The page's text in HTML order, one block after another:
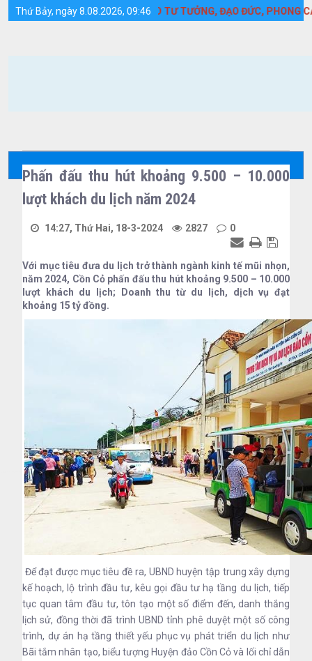
Chi tiết tin tức - Huyện Cồn Cỏ
Thứ Bảy, ngày 8.08.2026, 09:46
HỌC TẬP VÀ LÀM THEO TƯ TƯỞNG, ĐẠO ĐỨC, PHONG CÁCH
Phấn đấu thu hút khoảng 9.500 – 10.000
lượt khách du lịch năm 2024
14:27, Thứ Hai, 18-3-2024 2827 0
Với mục tiêu đưa du lịch trở thành ngành kinh tế mũi nhọn,
năm 2024, Cồn Cỏ phấn đấu thu hút khoảng 9.500 – 10.000
lượt khách du lịch; Doanh thu từ du lịch, dịch vụ đạt
khoảng 15 tỷ đồng.
Để đạt được mục tiêu đề ra, UBND huyện tập trung xây dựng
kế hoạch, lộ trình đầu tư, kêu gọi đầu tư hạ tầng du lịch, tiếp
tục quan tâm đầu tư, tôn tạo một số điểm đến, danh thắng
lịch sử, đồng thời đã trình UBND tỉnh phê duyệt một số công
trình, dự án hạ tầng thiết yếu phục vụ phát triển du lịch như
Bãi tắm nhân tạo, biểu tượng Huyện đảo Cồn Cỏ và lối chỉ dẫn